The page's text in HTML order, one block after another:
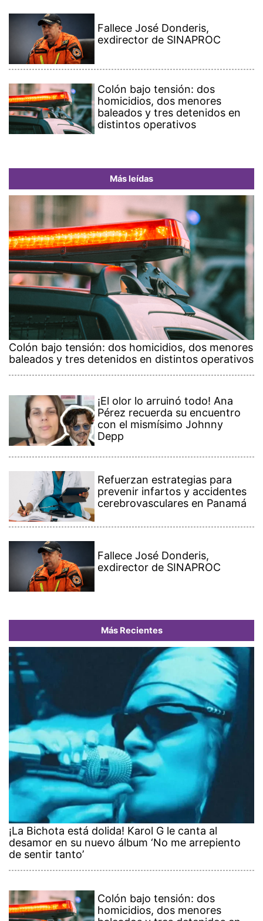
Fallece José Donderis,
exdirector de SINAPROC
Colón bajo tensión: dos
homicidios, dos menores
baleados y tres detenidos en
distintos operativos
Más leídas
Colón bajo tensión: dos homicidios, dos menores
baleados y tres detenidos en distintos operativos
¡El olor lo arruinó todo! Ana
Pérez recuerda su encuentro
con el mismísimo Johnny
Depp
Refuerzan estrategias para
prevenir infartos y accidentes
cerebrovasculares en Panamá
Fallece José Donderis,
exdirector de SINAPROC
Más Recientes
¡La Bichota está dolida! Karol G le canta al
desamor en su nuevo álbum ‘No me arrepiento
de sentir tanto’
Colón bajo tensión: dos
homicidios, dos menores